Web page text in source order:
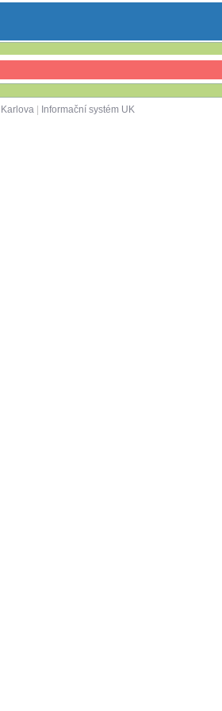
| Informační systém UK